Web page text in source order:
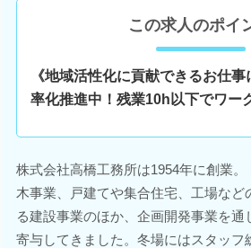
この求人のポイ
《地域活性化に貢献できるお仕
率化推進中！残業10h以下でワー
株式会社高橋工務所は1954年に創業
木事業、戸建てや集合住宅、工場など
る建設事業のほか、企画開発事業を通
寄与してきました。冬場にはスタッフ